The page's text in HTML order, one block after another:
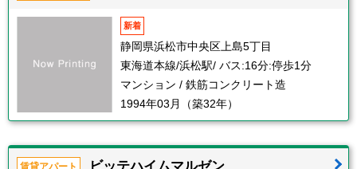
新着
静岡県浜松市中央区上島5丁目
東海道本線/浜松駅/ バス:16分:停歩1分
マンション / 鉄筋コンクリート造
1994年03月（築32年）
賃貸アパート